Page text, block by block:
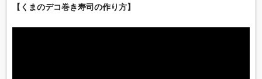
【くまのデコ巻き寿司の作り方】